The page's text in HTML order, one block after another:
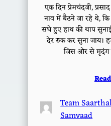
एक दिन प्रेमचंदजी,
नाव में बैठने जा रहे थे,
सधे हुए हाथ की थाप
देर रुक कर सुना जाय।
जिस ओर से मृदंग
Team
Samvaad